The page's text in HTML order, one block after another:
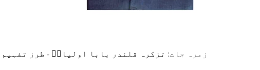
زمرہ جات: تزکرہ قلندر بابا اولیاءؒ - طرز تفہیم